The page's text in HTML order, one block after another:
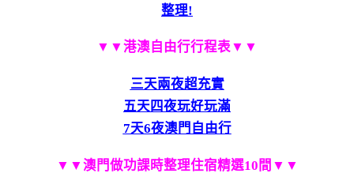
整理!
▼▼港澳自由行行程表▼▼
三天兩夜超充實
五天四夜玩好玩滿
7天6夜澳門自由行
▼▼澳門做功課時整理住宿精選10間▼▼